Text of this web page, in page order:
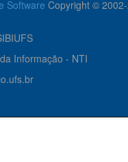
Software Copyright ©
Informação - NTI